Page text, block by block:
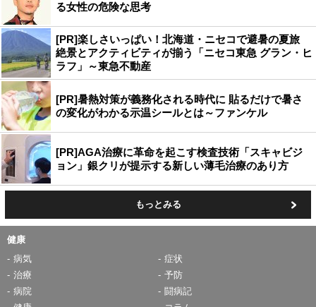
る女性の危険な思考
[PR]楽しさいっぱい！北海道・ニセコで避暑の夏旅
絶景とアクティビティが揃う「ニセコ東急 グラン・ヒ
ラフ」～東急不動産
[PR]暑熱対策が義務化される時代に 貼るだけで暑さ
の変化がわかる示温シールとは～ファンケル
[PR]AGA治療に革命を起こす検査技術「スキャビジ
ョン」銀クリが提示する新しい薄毛治療のあり方
もっとみる
健康
病気
症状
治療
予防
病院
闘病記